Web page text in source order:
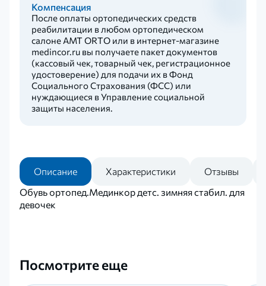
Компенсация
После оплаты ортопедических средств
реабилитации в любом ортопедическом
салоне AMT ORTO или в интернет-магазине
medincor.ru вы получаете пакет документов
(кассовый чек, товарный чек, регистрационное
удостоверение) для подачи их в Фонд
Социального Страхования (ФСС) или
нуждающиеся в Управление социальной
защиты населения.
Описание Характеристики
Отзывы
Обувь ортопед.Мединкор детс. зимняя стабил. для
девочек
Посмотрите еще